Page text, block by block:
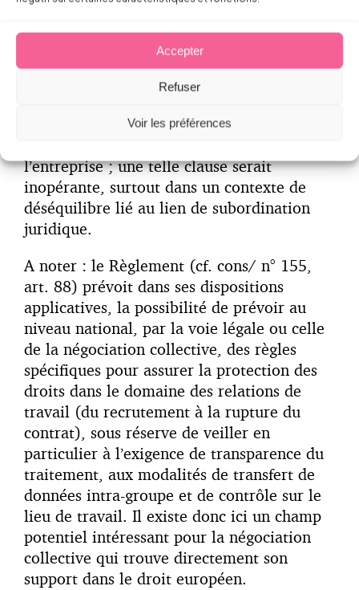
Accepter
Refuser
Voir les préférences
travail, le contrat de travail peut constituer
un support valable pour les traitements
nécessaires dans le cadre de l’embauche et
peut valoir pour l’intégralité des
l’entreprise ; une telle clause serait
inopérante, surtout dans un contexte de
déséquilibre lié au lien de subordination
juridique.
A noter : le Règlement (cf. cons/ n° 155,
art. 88) prévoit dans ses dispositions
applicatives, la possibilité de prévoir au
niveau national, par la voie légale ou celle
de la négociation collective, des règles
spécifiques pour assurer la protection des
droits dans le domaine des relations de
travail (du recrutement à la rupture du
contrat), sous réserve de veiller en
particulier à l’exigence de transparence du
traitement, aux modalités de transfert de
données intra-groupe et de contrôle sur le
lieu de travail. Il existe donc ici un champ
potentiel intéressant pour la négociation
collective qui trouve directement son
support dans le droit européen.